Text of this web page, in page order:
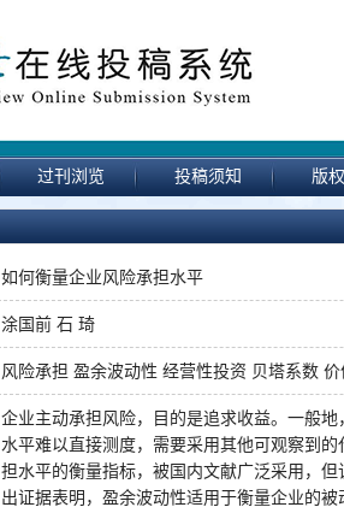
过刊浏览 投稿须知 版
如何衡量企业风险承担水平
涂国前 石 琦
风险承担 盈余波动性 经营性投资 贝塔系数
企业主动承担风险，目的是追求收益。一般
水平难以直接测度，需要采用其他可观察到
担水平的衡量指标，被国内文献广泛采用，
出证据表明，盈余波动性适用于衡量企业的